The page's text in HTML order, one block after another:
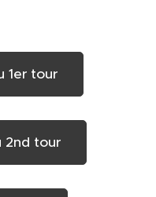
1er tour
2nd tour